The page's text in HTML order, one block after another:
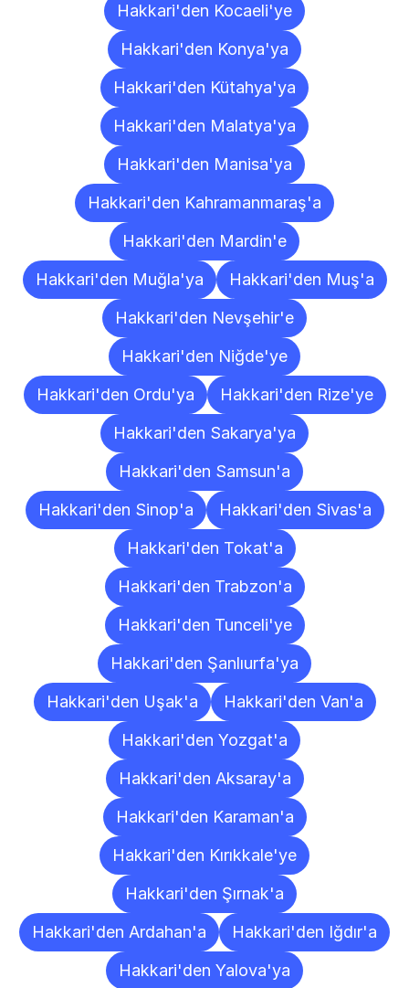
Hakkari'den Kocaeli'ye
Hakkari'den Konya'ya
Hakkari'den Kütahya'ya
Hakkari'den Malatya'ya
Hakkari'den Manisa'ya
Hakkari'den Kahramanmaraş'a
Hakkari'den Mardin'e
Hakkari'den Muğla'ya
Hakkari'den Muş'a
Hakkari'den Nevşehir'e
Hakkari'den Niğde'ye
Hakkari'den Ordu'ya
Hakkari'den Rize'ye
Hakkari'den Sakarya'ya
Hakkari'den Samsun'a
Hakkari'den Sinop'a
Hakkari'den Sivas'a
Hakkari'den Tokat'a
Hakkari'den Trabzon'a
Hakkari'den Tunceli'ye
Hakkari'den Şanlıurfa'ya
Hakkari'den Uşak'a
Hakkari'den Van'a
Hakkari'den Yozgat'a
Hakkari'den Aksaray'a
Hakkari'den Karaman'a
Hakkari'den Kırıkkale'ye
Hakkari'den Şırnak'a
Hakkari'den Ardahan'a
Hakkari'den Iğdır'a
Hakkari'den Yalova'ya